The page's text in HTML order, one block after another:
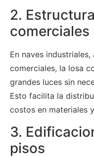
2.
comerciales
En naves
comerciales, la losa
grandes luces sin
Esto facilita la
costos en materiales
3.
pisos